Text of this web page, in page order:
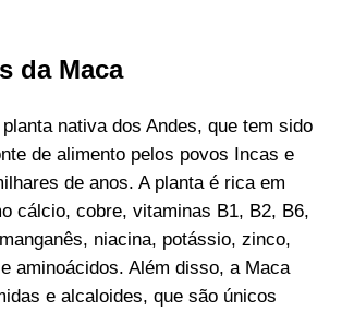
da Maca
nativa dos Andes, que tem sido
de alimento pelos povos Incas e
de anos. A planta é rica em
cálcio, cobre, vitaminas B1, B2, B6,
niacina, potássio, zinco,
aminoácidos. Além disso, a Maca
e alcaloides, que são únicos